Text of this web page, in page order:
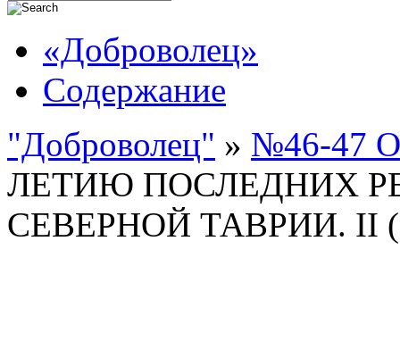
«Доброволец»
Содержание
"Доброволец" » №46-47
ЛЕТИЮ ПОСЛЕДНИХ
СЕВЕРНОЙ ТАВРИИ. II